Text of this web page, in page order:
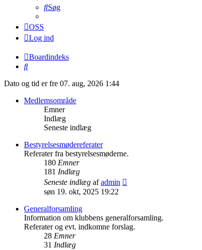
Søg
OSS
Log ind
Boardindeks
Søg
Dato og tid er fre 07. aug, 2026 1:44
Medlemsområde
Emner
Indlæg
Seneste indlæg
Bestyrelsesmødereferater
Referater fra bestyrelsesmøderne.
180 Emner
181 Indlæg
Seneste indlæg afadmin
søn 19. okt, 2025 19:22
Generalforsamling
Information om klubbens generalforsamling.
Referater og evt. indkomne forslag.
28 Emner
31 Indlæg